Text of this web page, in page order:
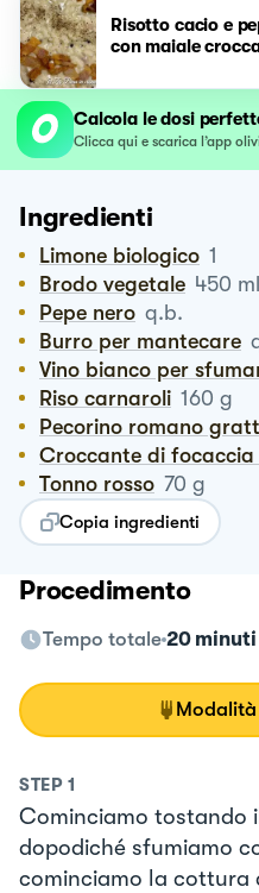
Risotto cacio e
con maiale
Calcola le dosi
Clicca qui e scarica l’app
Ingredienti
Limone biologico 1
Brodo vegetale 450 ml
Pepe nero q.b.
Burro per mantecare
Vino bianco per
Riso carnaroli 160 g
Pecorino romano
Croccante di
Tonno rosso 70 g
Copia ingredienti
Procedimento
Tempo totale 20 minuti
STEP 1
Cominciamo tostando
dopodiché sfumiamo
cominciamo la cottura